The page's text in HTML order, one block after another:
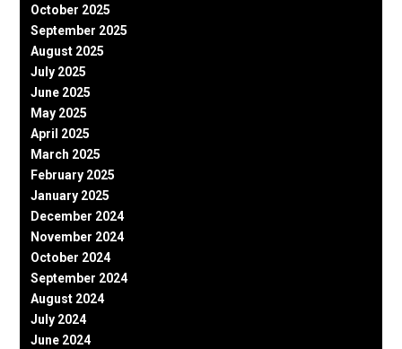
October 2025
September 2025
August 2025
July 2025
June 2025
May 2025
April 2025
March 2025
February 2025
January 2025
December 2024
November 2024
October 2024
September 2024
August 2024
July 2024
June 2024